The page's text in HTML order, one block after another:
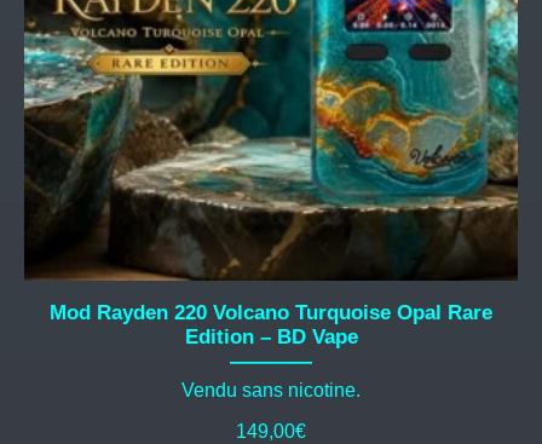
Mod Rayden 220 Volcano Turquoise Opal Rare
Edition – BD Vape
Vendu sans nicotine.
149,00€